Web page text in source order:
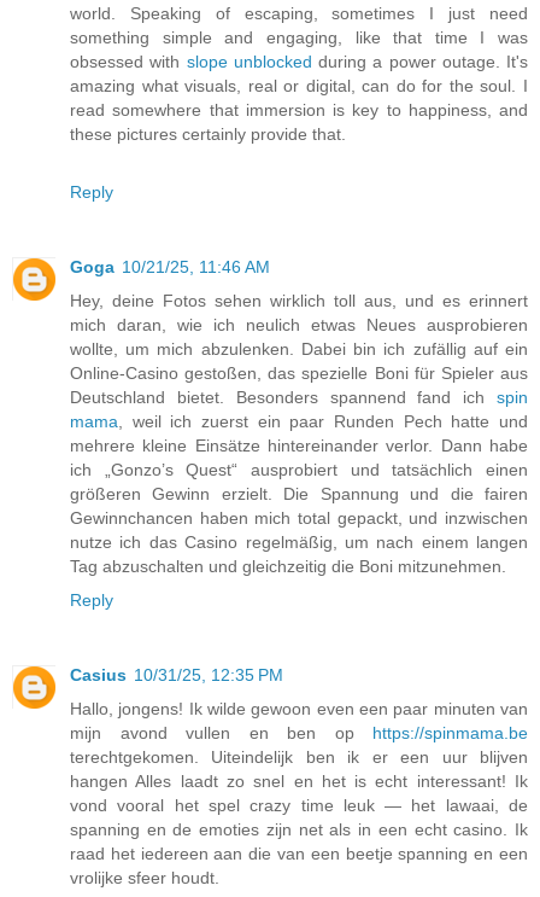
world. Speaking of escaping, sometimes I just need
something simple and engaging, like that time I was
obsessed with slope unblocked during a power outage. It's
amazing what visuals, real or digital, can do for the soul. I
read somewhere that immersion is key to happiness, and
these pictures certainly provide that.
Reply
Goga 10/21/25, 11:46 AM
Hey, deine Fotos sehen wirklich toll aus, und es erinnert
mich daran, wie ich neulich etwas Neues ausprobieren
wollte, um mich abzulenken. Dabei bin ich zufällig auf ein
Online-Casino gestoßen, das spezielle Boni für Spieler aus
Deutschland bietet. Besonders spannend fand ich spin
mama , weil ich zuerst ein paar Runden Pech hatte und
mehrere kleine Einsätze hintereinander verlor. Dann habe
ich „Gonzo’s Quest“ ausprobiert und tatsächlich einen
größeren Gewinn erzielt. Die Spannung und die fairen
Gewinnchancen haben mich total gepackt, und inzwischen
nutze ich das Casino regelmäßig, um nach einem langen
Tag abzuschalten und gleichzeitig die Boni mitzunehmen.
Reply
Casius 10/31/25, 12:35 PM
Hallo, jongens! Ik wilde gewoon even een paar minuten van
mijn avond vullen en ben op https://spinmama.be
terechtgekomen. Uiteindelijk ben ik er een uur blijven
hangen Alles laadt zo snel en het is echt interessant! Ik
vond vooral het spel crazy time leuk — het lawaai, de
spanning en de emoties zijn net als in een echt casino. Ik
raad het iedereen aan die van een beetje spanning en een
vrolijke sfeer houdt.